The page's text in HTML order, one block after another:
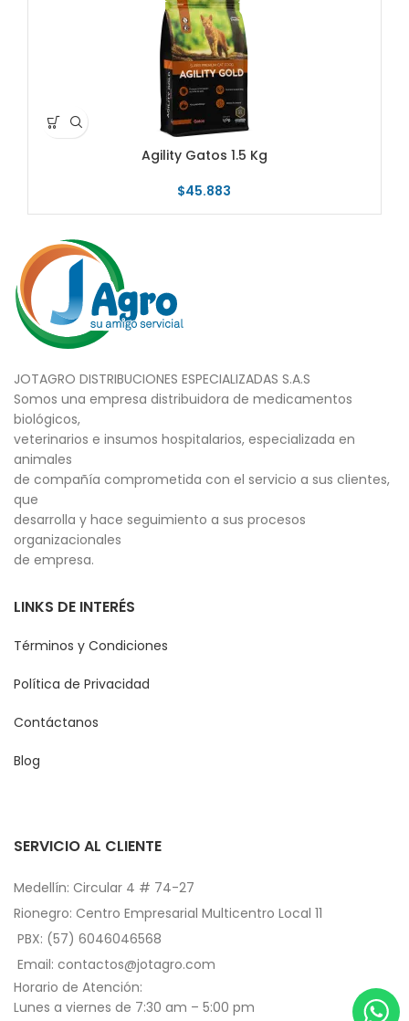
Agility Gatos 1.5 Kg
$45.883
JOTAGRO DISTRIBUCIONES ESPECIALIZADAS S.A.S
Somos una empresa distribuidora de medicamentos
biológicos,
veterinarios e insumos hospitalarios, especializada en
animales
de compañía comprometida con el servicio a sus clientes,
que
desarrolla y hace seguimiento a sus procesos
organizacionales
de empresa.
LINKS DE INTERÉS
Términos y Condiciones
Política de Privacidad
Contáctanos
Blog
SERVICIO AL CLIENTE
Medellín: Circular 4 # 74-27
Rionegro: Centro Empresarial Multicentro Local 11
PBX: (57) 6046046568
Email: contactos@jotagro.com
Horario de Atención:
Lunes a viernes de 7:30 am – 5:00 pm